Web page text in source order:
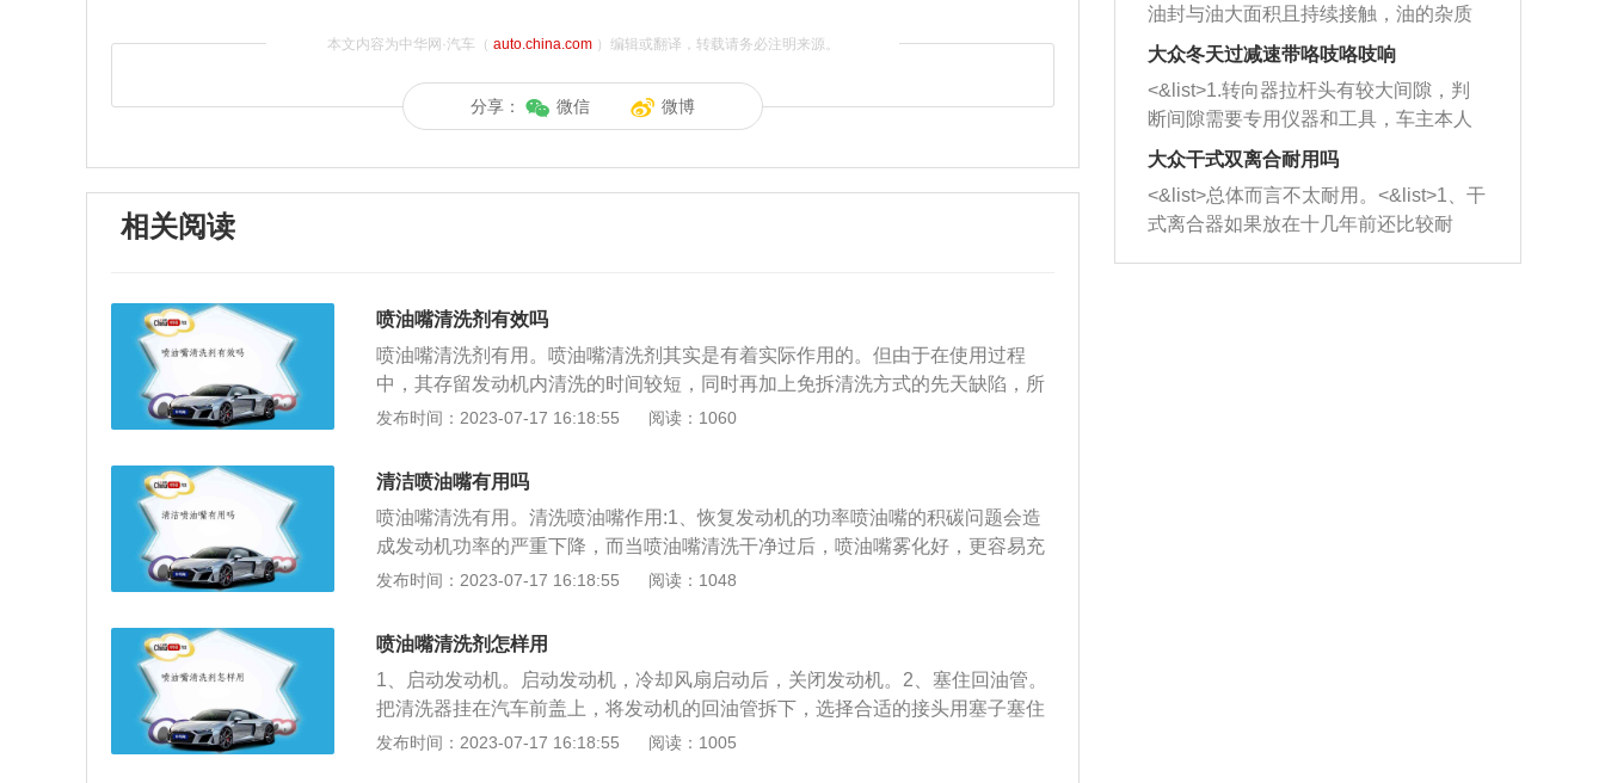
本文内容为中华网·汽车（ auto.china.com）编辑或翻译，转载请务必注明来源。
分享： 微信 微博
相关阅读
喷油嘴清洗剂有效吗
喷油嘴清洗剂有用。喷油嘴清洗剂其实是有着实际作用的。但由于在使用过程
中，其存留发动机内清洗的时间较短，同时再加上免拆清洗方式的先天缺陷，所
以就清洁效果来说，具有一定的局限性。目前针对汽车喷油嘴一般都有吊瓶清
剂行进的免拆清洗，这是目前最为主流，同时也是各4S店、维修店力推的清洗方
式。添加剂清洗(燃油宝)：添加剂清洗就是将清洗剂直接加注至燃油箱内与燃油
混合，待车辆启动后，清洗剂便会随着燃油一同通过喷油嘴喷入燃烧室。而在清
洗剂经过喷油嘴的同时，便会对其附着的积碳进行一定程度的清洗。拆卸清洗：
顾名思义，拆卸清洗就是将喷油嘴直接拆卸下来进行清洗。这种方式虽然清洁效
一般4S店都不会提供拆洗服务。
发布时间：2023-07-17 16:18:55 阅读：1060
清洁喷油嘴有用吗
喷油嘴清洗有用。清洗喷油嘴作用:1、恢复发动机的功率喷油嘴的积碳问题会造
成发动机功率的严重下降，而当喷油嘴清洗干净过后，喷油嘴雾化好，更容易充
分燃烧发动机功率便会得到提升并恢复至最佳状态。2、维持发动机运转平稳当
嘴在清洗过后，发动机抖动问题便会得以改善。3、较少尾气污染排放当喷油嘴
因积碳工作异常时，可燃混合气体的混合、燃烧都会受到一定的影响，从而造成
的结果便是车辆尾气排放污染的增加。所以当喷油嘴经清洗干净过后，车辆尾气
排放污染的问题便能够得到改善。发动机基本上是电喷发动机。分为歧管喷射、
缸内直喷。在歧管喷射系统中，汽油通过喷油嘴喷出，然后与空气气流混合，形
发布时间：2023-07-17 16:18:55 阅读：1048
喷油嘴清洗剂怎样用
1、启动发动机。启动发动机，冷却风扇启动后，关闭发动机。2、塞住回油管。
把清洗器挂在汽车前盖上，将发动机的回油管拆下，选择合适的接头用塞子塞住
回油管。3、连接出油管。将发动机的进油管拆下，用接头把进油管与吸尘器的
发布时间：2023-07-17 16:18:55 阅读：1005
的堵塞，就需要将三元催化器泡在草酸
洗剂对堵塞的情况得到解决，将清洗剂
放在燃油箱中，与燃油混合后，车辆启
动时，就可以和汽油一起进入到燃烧
室，最后形成废气排出，就可以让三元
催化器得到清洗，排气管堵塞的情况就
能够得到解决。
圈数。 <&list>3、最后强调要反复练
习，这样就可以形成肌肉记忆，在真实
驾驶车辆时，不需要记忆也能打好方
向。
油封与油大面积且持续接触，油的杂质
和发动机内持续温度变化使其密封效果
逐渐减弱，导致渗油或漏油。<&list>2、
活塞间隙过大：积碳会使活塞环与缸体
的间隙扩大，导致机油流入燃烧室中，
造成烧机油。<&list>3、机油粘度。使用
机油粘度过小的话，同样会有烧机油现
象，机油粘度过小具有很好的流动性，
大众冬天过减速带咯吱咯吱响
<&list>1.转向器拉杆头有较大间隙，判
断间隙需要专用仪器和工具，车主本人
无法制作，需要将车辆送到修理厂或4s
店；<&list>2.车辆半轴套管防尘罩破
裂，破裂后会出现漏油现象，使半轴磨
损严重，磨损的半轴容易损坏，产生异
响；<&list>3.稳定器的转向胶套和球头
大众干式双离合耐用吗
<&list>总体而言不太耐用。<&list>1、干
式离合器如果放在十几年前还比较耐